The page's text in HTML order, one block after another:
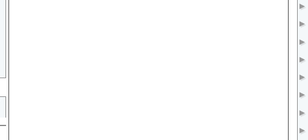
►
►
►
►
►
►
►
►